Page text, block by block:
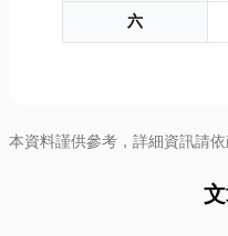
六
本資料謹供參考，詳細資訊請依